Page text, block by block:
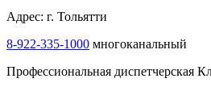
Адрес: г. Тольятти
8-922-335-1000 многоканальный
Профессиональная диспетчерская